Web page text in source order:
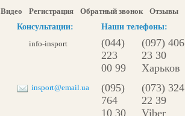
Видео Регистрация Обратный звонок
Отзывы
Консультации:
Наши телефоны:
info-insport
(044)
223
00 99
(097) 406
23 30
Харьков
insport@email.ua
(095)
764
10 30
(073) 324
22 39
Viber